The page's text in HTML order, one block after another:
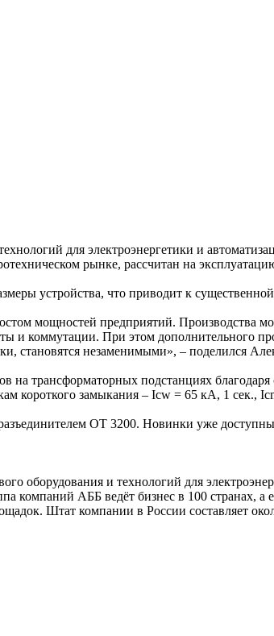
для электроэнергетики и
рынке, рассчитан на
устройства, что приводит к
мощностей предприятий. Производства
и коммутации. При этом дополнительного
становятся незаменимыми», – поделился
на трансформаторных подстанциях
короткого замыкания – Icw = 65 кА, 1 сек.,
ОТ 3200. Новинки уже доступны
оборудования и технологий для
АББ ведёт бизнес в 100 странах, а
Штат компании в России составляет